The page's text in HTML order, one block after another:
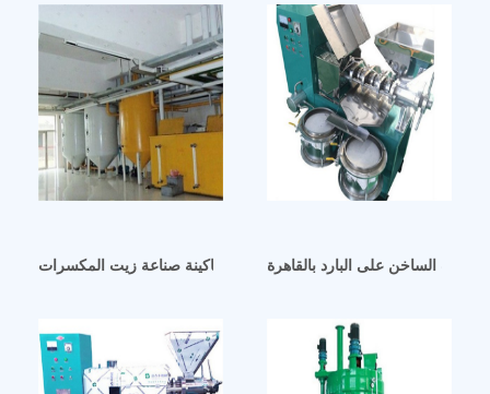
ماكينة صناعة زيت المكسرات hj p09 في الكويت
الساخن على البارد بالقاهرة